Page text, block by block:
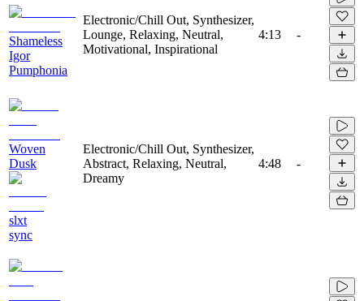
Shameless
Igor
Pumphonia
Electronic/Chill Out, Synthesizer,
Lounge, Relaxing, Neutral,
Motivational, Inspirational
4:13 -
Woven
Dusk
slxt
sync
Electronic/Chill Out, Synthesizer,
Abstract, Relaxing, Neutral,
Dreamy
4:48 -